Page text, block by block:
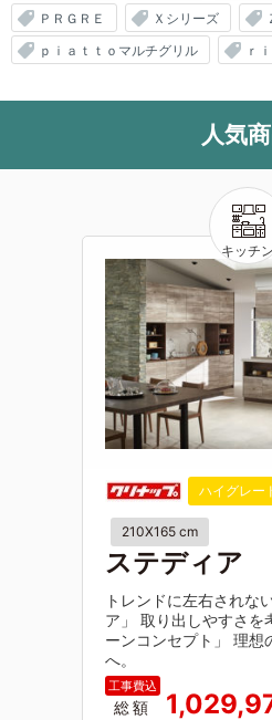
ＰＲＧＲＥ
Ｘシリーズ
ｐｉａｔｔｏマルチグリル
ｒ
人気
ハイグレー
210X165 cm
ステディア
トレンドに左右されな
ア」 取り出しやすさを
ーンコンセプト」 理想
へ。
総額